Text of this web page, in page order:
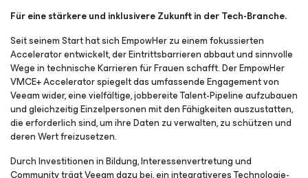
Für eine stärkere und inklusivere Zukunft in der Tech-Branche.
Seit seinem Start hat sich EmpowHer zu einem fokussierten
Accelerator entwickelt, der Eintrittsbarrieren abbaut und sinnvolle
Wege in technische Karrieren für Frauen schafft. Der EmpowHer
VMCE+ Accelerator spiegelt das umfassende Engagement von
Veeam wider, eine vielfältige, jobbereite Talent-Pipeline aufzubauen
und gleichzeitig Einzelpersonen mit den Fähigkeiten auszustatten,
die erforderlich sind, um ihre Daten zu verwalten, zu schützen und
deren Wert freizusetzen.
Durch Investitionen in Bildung, Interessenvertretung und